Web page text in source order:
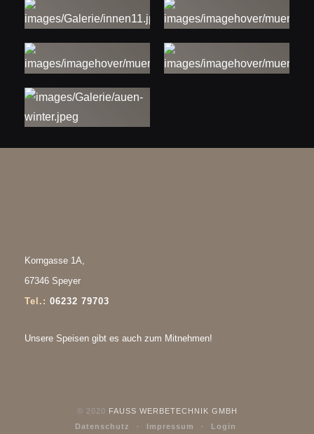
Korngasse 1A,
67346 Speyer
Tel.: 06232 79703
Unsere Speisen gibt es auch zum Mitnehmen!
© 2020 FAUSS WERBETECHNIK GMBH
Datenschutz
Impressum Login